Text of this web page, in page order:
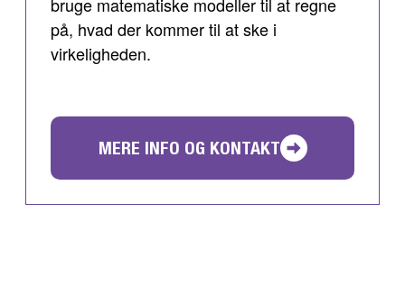
på, hvad der kommer til at ske i
virkeligheden.
MERE INFO OG KONTAKT